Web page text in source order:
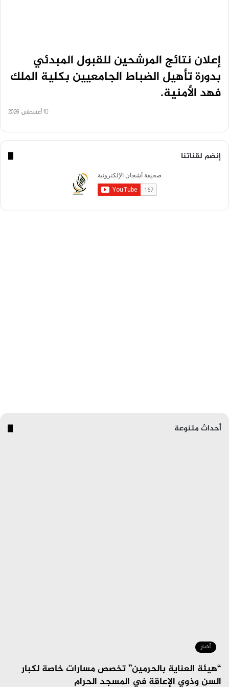
إعلان نتائج المرشحين للقبول المبدئي
بدورة تأهيل الضباط الجامعيين بكلية الملك
فهد الأمنية.
1 أغسطس، 2026
إنضم لقناتنا
أحداث متنوعة
أخبار
“هيئة العناية بالحرمين” تخصص مسارات خاصة لكبار
السن وذوي الإعاقة في المسجد الحرام